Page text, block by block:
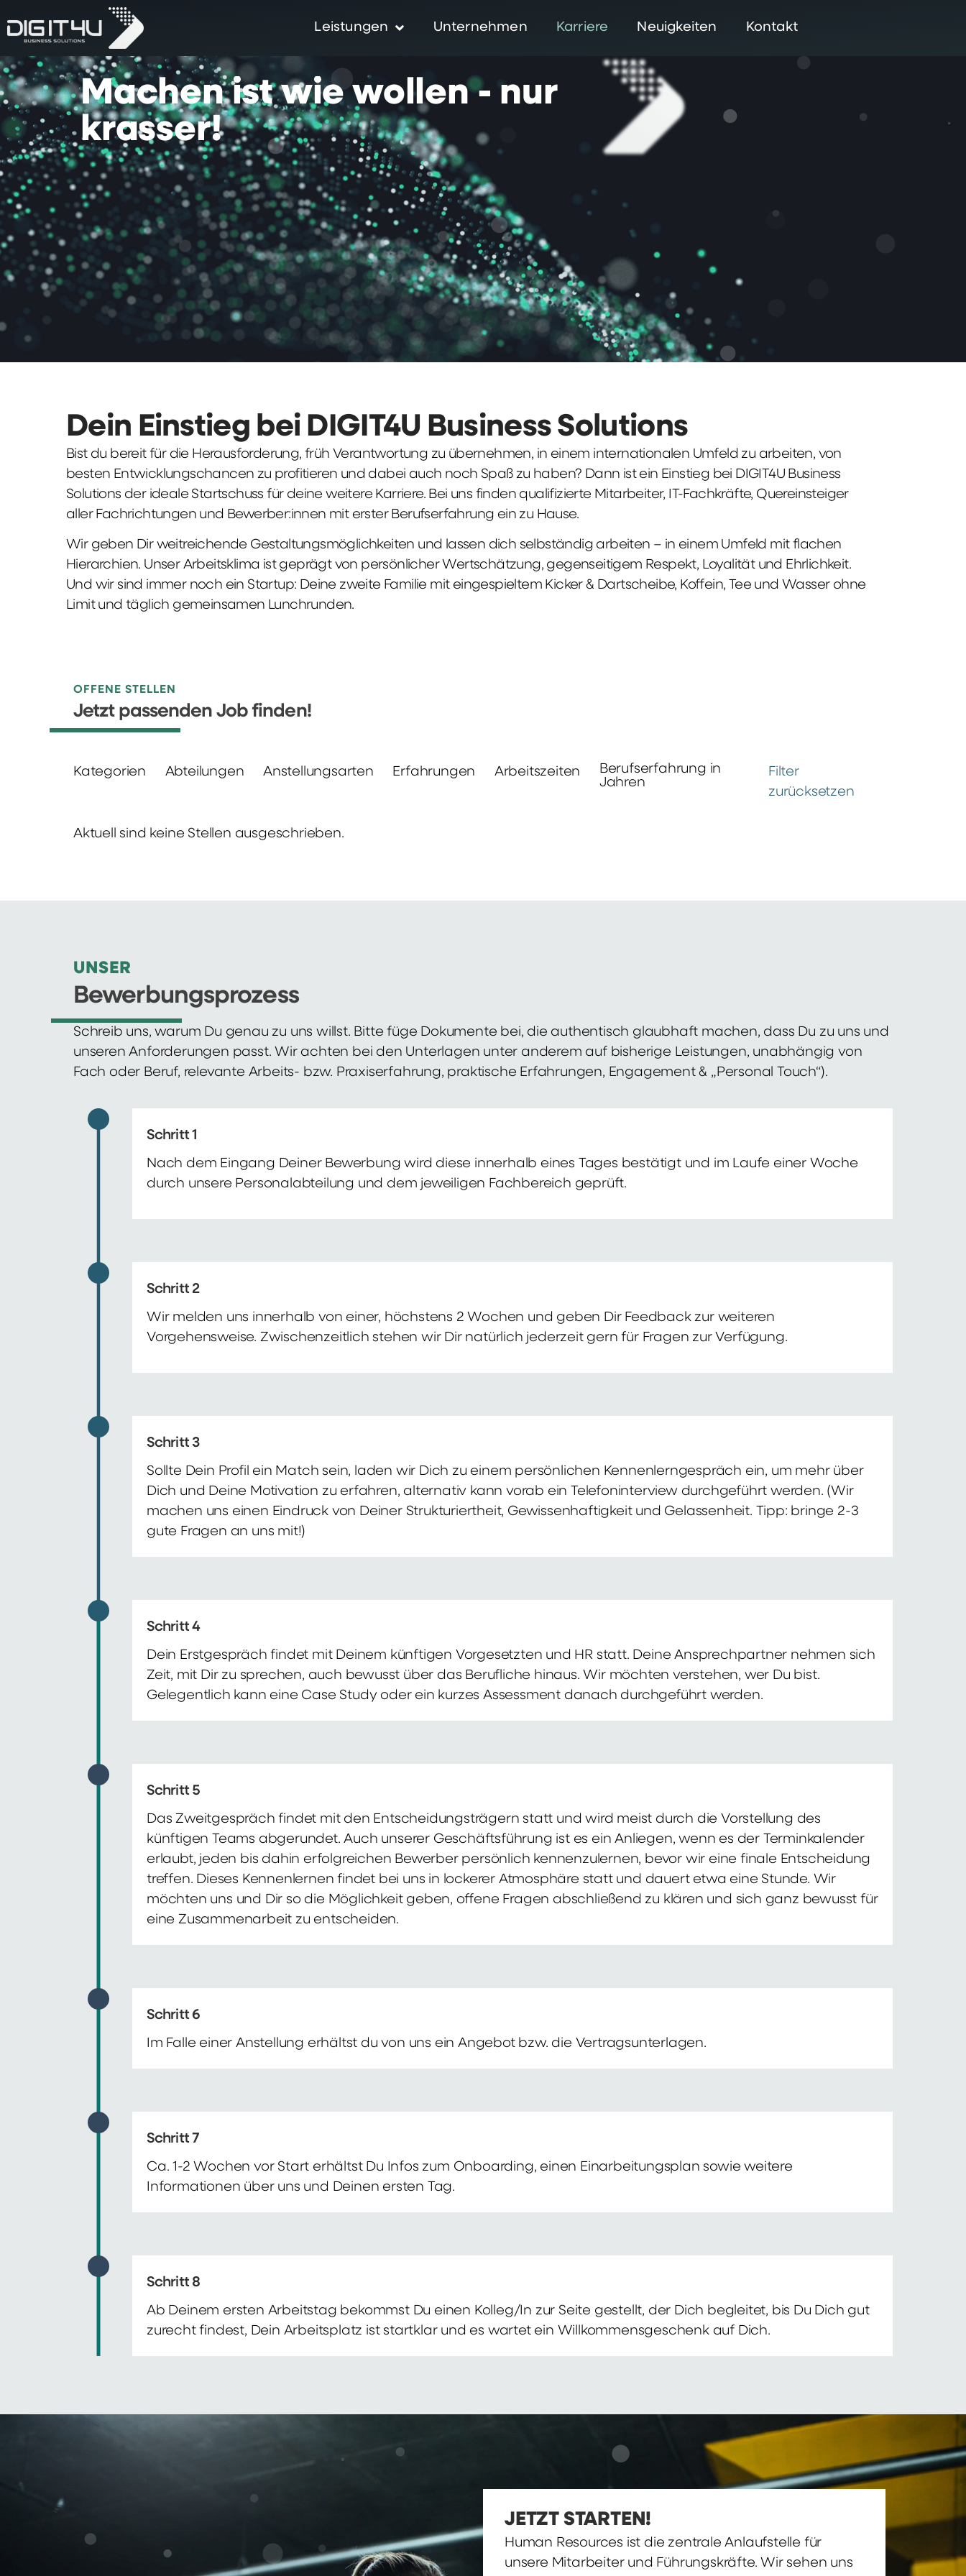
Leistungen Unternehmen Karriere Neuigkeiten Kontakt
Machen ist wie wollen - nur
krasser!
Dein Einstieg bei DIGIT4U Business Solutions
Bist du bereit für die Herausforderung, früh Verantwortung zu übernehmen, in einem internationalen Umfeld zu arbeiten, von
besten Entwicklungschancen zu profitieren und dabei auch noch Spaß zu haben? Dann ist ein Einstieg bei DIGIT4U Business
Solutions der ideale Startschuss für deine weitere Karriere. Bei uns finden qualifizierte Mitarbeiter, IT-Fachkräfte, Quereinsteiger
aller Fachrichtungen und Bewerber:innen mit erster Berufserfahrung ein zu Hause.
Wir geben Dir weitreichende Gestaltungsmöglichkeiten und lassen dich selbständig arbeiten – in einem Umfeld mit flachen
Hierarchien. Unser Arbeitsklima ist geprägt von persönlicher Wertschätzung, gegenseitigem Respekt, Loyalität und Ehrlichkeit.
Und wir sind immer noch ein Startup: Deine zweite Familie mit eingespieltem Kicker & Dartscheibe, Koffein, Tee und Wasser ohne
Limit und täglich gemeinsamen Lunchrunden.
OFFENE STELLEN
Jetzt passenden Job finden!
Kategorien Abteilungen Anstellungsarten Erfahrungen Arbeitszeiten
Berufserfahrung in
Jahren
Filter
zurücksetzen
Aktuell sind keine Stellen ausgeschrieben.
UNSER
Bewerbungsprozess
Schreib uns, warum Du genau zu uns willst. Bitte füge Dokumente bei, die authentisch glaubhaft machen, dass Du zu uns und
unseren Anforderungen passt. Wir achten bei den Unterlagen unter anderem auf bisherige Leistungen, unabhängig von
Fach oder Beruf, relevante Arbeits- bzw. Praxiserfahrung, praktische Erfahrungen, Engagement & „Personal Touch“).
Schritt 1
Nach dem Eingang Deiner Bewerbung wird diese innerhalb eines Tages bestätigt und im Laufe einer Woche
durch unsere Personalabteilung und dem jeweiligen Fachbereich geprüft.
Schritt 2
Wir melden uns innerhalb von einer, höchstens 2 Wochen und geben Dir Feedback zur weiteren
Vorgehensweise. Zwischenzeitlich stehen wir Dir natürlich jederzeit gern für Fragen zur Verfügung.
Schritt 3
Sollte Dein Profil ein Match sein, laden wir Dich zu einem persönlichen Kennenlerngespräch ein, um mehr über
Dich und Deine Motivation zu erfahren, alternativ kann vorab ein Telefoninterview durchgeführt werden. (Wir
machen uns einen Eindruck von Deiner Strukturiertheit, Gewissenhaftigkeit und Gelassenheit. Tipp: bringe 2-3
gute Fragen an uns mit!)
Schritt 4
Dein Erstgespräch findet mit Deinem künftigen Vorgesetzten und HR statt. Deine Ansprechpartner nehmen sich
Zeit, mit Dir zu sprechen, auch bewusst über das Berufliche hinaus. Wir möchten verstehen, wer Du bist.
Gelegentlich kann eine Case Study oder ein kurzes Assessment danach durchgeführt werden.
Schritt 5
Das Zweitgespräch findet mit den Entscheidungsträgern statt und wird meist durch die Vorstellung des
künftigen Teams abgerundet. Auch unserer Geschäftsführung ist es ein Anliegen, wenn es der Terminkalender
erlaubt, jeden bis dahin erfolgreichen Bewerber persönlich kennenzulernen, bevor wir eine finale Entscheidung
treffen. Dieses Kennenlernen findet bei uns in lockerer Atmosphäre statt und dauert etwa eine Stunde. Wir
möchten uns und Dir so die Möglichkeit geben, offene Fragen abschließend zu klären und sich ganz bewusst für
eine Zusammenarbeit zu entscheiden.
Schritt 6
Im Falle einer Anstellung erhältst du von uns ein Angebot bzw. die Vertragsunterlagen.
Schritt 7
Ca. 1-2 Wochen vor Start erhältst Du Infos zum Onboarding, einen Einarbeitungsplan sowie weitere
Informationen über uns und Deinen ersten Tag.
Schritt 8
Ab Deinem ersten Arbeitstag bekommst Du einen Kolleg/In zur Seite gestellt, der Dich begleitet, bis Du Dich gut
zurecht findest, Dein Arbeitsplatz ist startklar und es wartet ein Willkommensgeschenk auf Dich.
JETZT STARTEN!
Human Resources ist die zentrale Anlaufstelle für
unsere Mitarbeiter und Führungskräfte. Wir sehen uns